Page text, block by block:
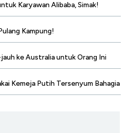
Karyawan Alibaba, Simak!
Kampung!
ke Australia untuk Orang Ini
Kemeja Putih Tersenyum Bahagia